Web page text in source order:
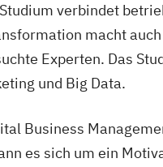
verbindet
macht
Experten. Das
und Big Data.
Business
es sich um ein